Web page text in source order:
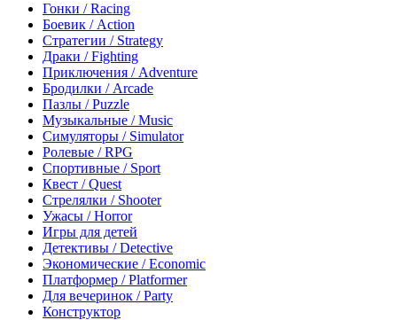
Гонки / Racing
Боевик / Action
Стратегии / Strategy
Драки / Fighting
Приключения / Adventure
Бродилки / Arcade
Пазлы / Puzzle
Музыкальные / Music
Симуляторы / Simulator
Ролевые / RPG
Спортивные / Sport
Квест / Quest
Стрелялки / Shooter
Ужасы / Horror
Игры для детей
Детективы / Detective
Экономические / Economic
Платформер / Platformer
Для вечеринок / Party
Конструктор